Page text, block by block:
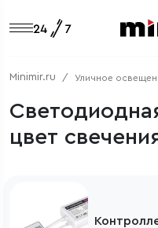
Minimir.ru Уличное
цвет